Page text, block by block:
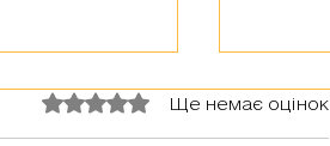
Оцінка: 0 з 5 зірок.Ще немає оцінок